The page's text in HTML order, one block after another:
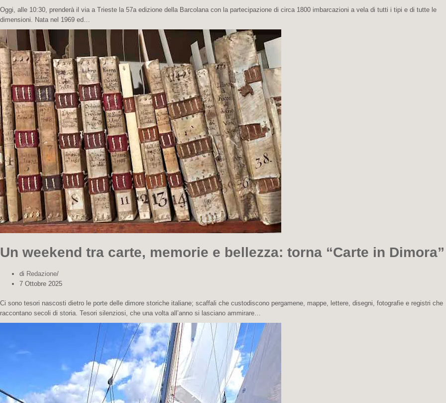
Oggi, alle 10:30, prenderà il via a Trieste la 57a edizione della Barcolana con la partecipazione di circa 1800 imbarcazioni a vela di tutti i tipi e di tutte le
dimensioni. Nata nel 1969 ed…
Un weekend tra carte, memorie e bellezza: torna “Carte in Dimora”
di Redazione
7 Ottobre 2025
Ci sono tesori nascosti dietro le porte delle dimore storiche italiane; scaffali che custodiscono pergamene, mappe, lettere, disegni, fotografie e registri che
raccontano secoli di storia. Tesori silenziosi, che una volta all’anno si lasciano ammirare…